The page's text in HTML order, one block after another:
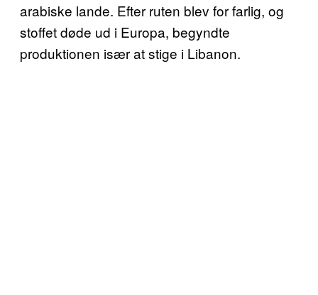
arabiske lande. Efter ruten blev for farlig, og
stoffet døde ud i Europa, begyndte
produktionen især at stige i Libanon.